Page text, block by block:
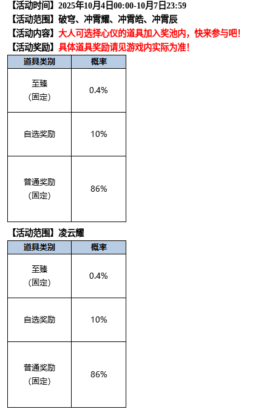
【活动时间】2025年10月4日00:00-10月7日23:59
【活动范围】破穹、冲霄耀、冲霄皓、冲霄辰
【活动内容】 大人可选择心仪的道具加入奖池内，快来参与吧！
【活动奖励】 具体道具奖励请见游戏内实际为准！
【活动范围】凌云耀